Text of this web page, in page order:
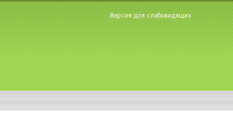
Версия для слабовидящих